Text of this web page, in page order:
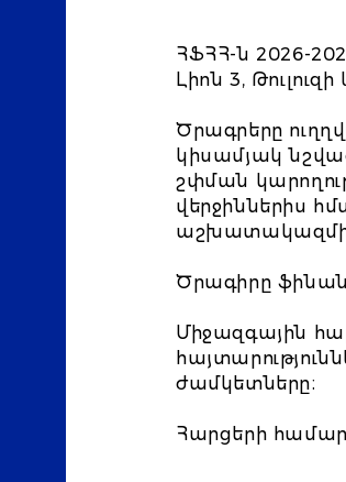
ՀՖՀՀ-ն 2026-
Լիոն 3,
Ծրագրերը
կիսամյակ
շփման
վերջիններիս
աշխատակազմի
Ծրագիրը
Միջազգային
ժամկետները։
Հարցերի համար